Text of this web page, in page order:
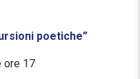
poetiche”
ore 17